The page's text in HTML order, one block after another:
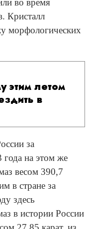
во время
Кристалл
морфологических
этим летом
в
за
года на этом же
весом 390,7
в стране за
здесь
в истории России